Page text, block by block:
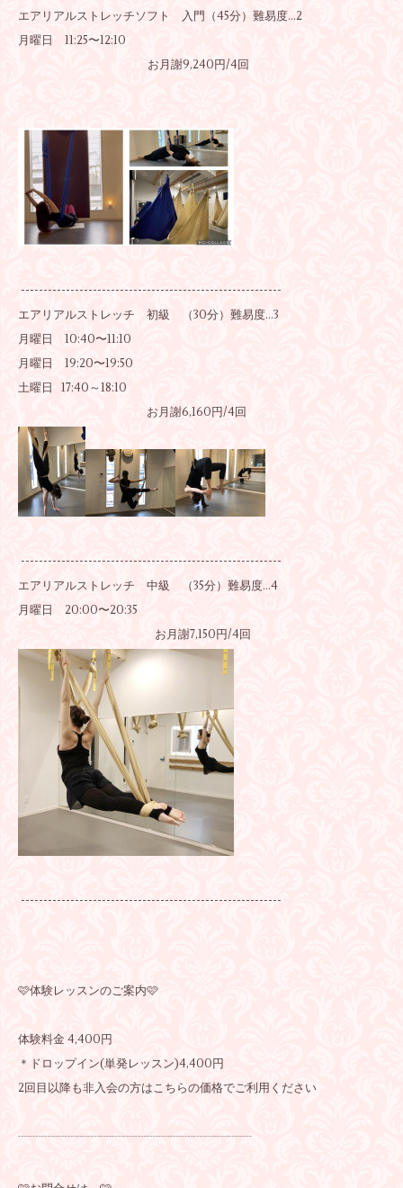
エアリアルストレッチソフト 入門（45分）難易度…2
月曜日 11:25〜12:10
お月謝9,240円/4回
----------------------------------------------------------
エアリアルストレッチ 初級 （30分）難易度…3
月曜日 10:40〜11:10
月曜日 19:20〜19:50
土曜日 17:40～18:10
お月謝6,160円/4回
----------------------------------------------------------
エアリアルストレッチ 中級 （35分）難易度…4
月曜日 20:00〜20:35
お月謝7,150円/4回
----------------------------------------------------------
🩷体験レッスンのご案内🩷
体験料金 4,400円
＊ドロップイン(単発レッスン)4,400円
2回目以降も非入会の方はこちらの価格でご利用ください
┈┈┈┈┈┈┈┈┈┈┈┈┈┈┈┈┈┈┈┈